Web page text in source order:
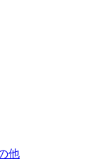
他